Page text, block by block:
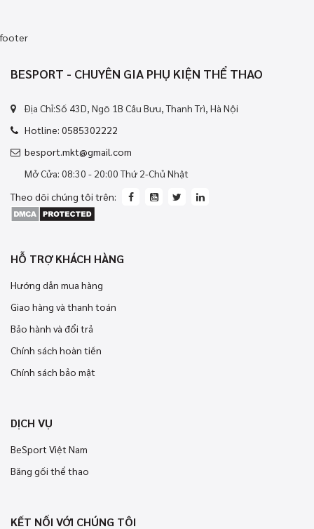
footer
BESPORT - CHUYÊN GIA PHỤ KIỆN THỂ THAO
Địa Chỉ:Số 43D, Ngõ 1B Cầu Bưu, Thanh Trì, Hà Nội
Hotline: 0585302222
besport.mkt@gmail.com
Mở Cửa: 08:30 - 20:00 Thứ 2-Chủ Nhật
Theo dõi chúng tôi trên:
HỖ TRỢ KHÁCH HÀNG
Hướng dẫn mua hàng
Giao hàng và thanh toán
Bảo hành và đổi trả
Chính sách hoàn tiền
Chính sách bảo mật
DỊCH VỤ
BeSport Việt Nam
Băng gối thể thao
KẾT NỐI VỚI CHÚNG TÔI